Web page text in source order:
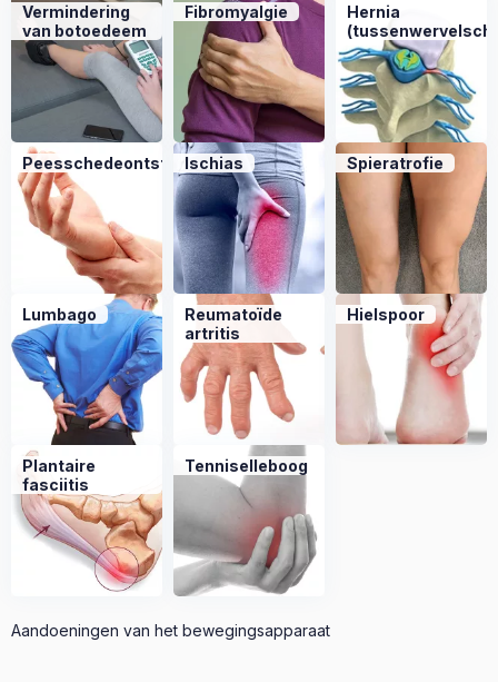
Vermindering
van botoedeem
Fibromyalgie
Hernia
PeesschedeontstekingIschias Spieratrofie
Lumbago
Reumatoïde
artritis
Hielspoor
Plantaire
fasciitis
Tenniselleboog
Aandoeningen van het bewegingsapparaat